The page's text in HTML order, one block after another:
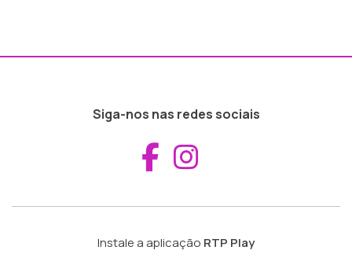
Siga-nos nas redes sociais
Aceder ao
Instale a aplicação RTP Play